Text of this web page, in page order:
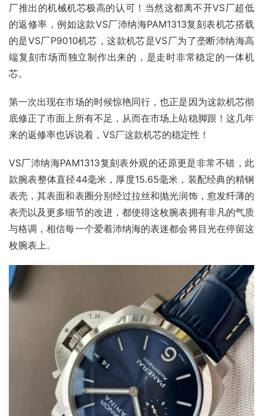
厂推出的机械机芯极高的认可！当然这都离不开VS厂超低
的返修率，例如这款VS厂沛纳海PAM1313复刻表机芯搭载
的是VS厂P9010机芯，这款机芯是VS厂为了垄断沛纳海高
端复刻市场而独立制作出来的，是走时非常稳定的一体机
芯。
第一次出现在市场的时候惊艳同行，也正是因为这款机芯彻
底修正了市面上所有不足，从而在市场上站稳脚跟！这几年
来的返修率也诉说着，VS厂这款机芯的稳定性！
VS厂沛纳海PAM1313复刻表外观的还原更是非常不错，此
款腕表整体直径44毫米，厚度15.65毫米，装配经典的精钢
表壳，其表面和表圈分别经过拉丝和抛光润饰，愈发纤薄的
表壳以及更多细节的改进，都使得这枚腕表拥有非凡的气质
与格调，相信每一个爱着沛纳海的表迷都会将目光在停留这
枚腕表上。